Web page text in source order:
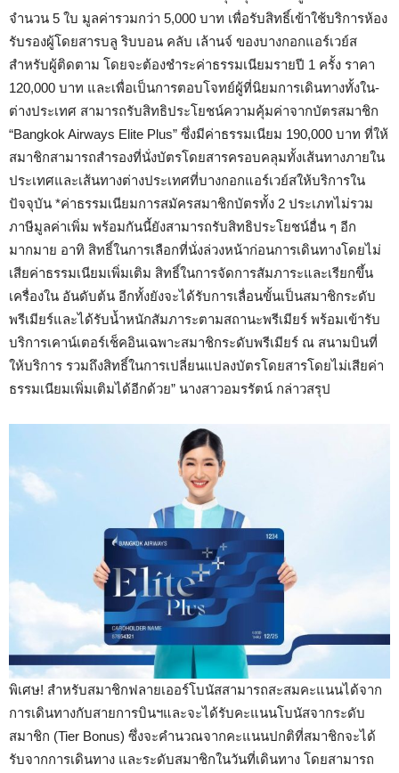
จำนวน 5 ใบ มูลค่ารวมกว่า 5,000 บาท เพื่อรับสิทธิ์เข้าใช้บริการห้อง
รับรองผู้โดยสารบลู ริบบอน คลับ เล้านจ์ ของบางกอกแอร์เวย์ส
สำหรับผู้ติดตาม โดยจะต้องชำระค่าธรรมเนียมรายปี 1 ครั้ง ราคา
120,000 บาท และเพื่อเป็นการตอบโจทย์ผู้ที่นิยมการเดินทางทั้งใน-
ต่างประเทศ สามารถรับสิทธิประโยชน์ความคุ้มค่าจากบัตรสมาชิก
“Bangkok Airways Elite Plus” ซึ่งมีค่าธรรมเนียม 190,000 บาท ที่ให้
สมาชิกสามารถสำรองที่นั่งบัตรโดยสารครอบคลุมทั้งเส้นทางภายใน
ประเทศและเส้นทางต่างประเทศที่บางกอกแอร์เวย์สให้บริการใน
ปัจจุบัน *ค่าธรรมเนียมการสมัครสมาชิกบัตรทั้ง 2 ประเภทไม่รวม
ภาษีมูลค่าเพิ่ม พร้อมกันนี้ยังสามารถรับสิทธิประโยชน์อื่น ๆ อีก
มากมาย อาทิ สิทธิ์ในการเลือกที่นั่งล่วงหน้าก่อนการเดินทางโดยไม่
เสียค่าธรรมเนียมเพิ่มเติม สิทธิ์ในการจัดการสัมภาระและเรียกขึ้น
เครื่องใน อันดับต้น อีกทั้งยังจะได้รับการเลื่อนขั้นเป็นสมาชิกระดับ
พรีเมียร์และได้รับน้ำหนักสัมภาระตามสถานะพรีเมียร์ พร้อมเข้ารับ
บริการเคาน์เตอร์เช็คอินเฉพาะสมาชิกระดับพรีเมียร์ ณ สนามบินที่
ให้บริการ รวมถึงสิทธิ์ในการเปลี่ยนแปลงบัตรโดยสารโดยไม่เสียค่า
ธรรมเนียมเพิ่มเติมได้อีกด้วย” นางสาวอมรรัตน์ กล่าวสรุป
พิเศษ! สำหรับสมาชิกฟลายเออร์โบนัสสามารถสะสมคะแนนได้จาก
การเดินทางกับสายการบินฯและจะได้รับคะแนนโบนัสจากระดับ
สมาชิก (Tier Bonus) ซึ่งจะคำนวณจากคะแนนปกติที่สมาชิกจะได้
รับจากการเดินทาง และระดับสมาชิกในวันที่เดินทาง โดยสามารถ